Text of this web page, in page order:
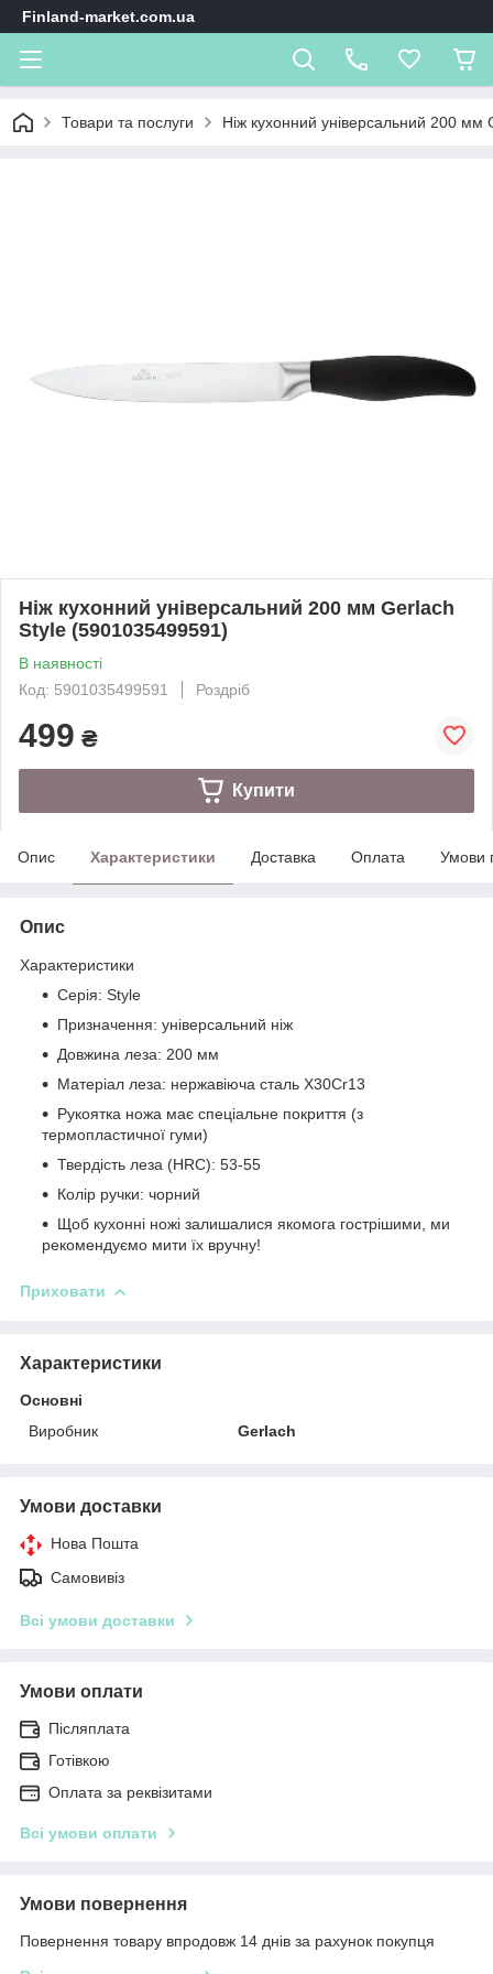
Finland-market.com.ua
Товари та послуги Ніж кухонний універсальний 200
Ніж кухонний універсальний 200 мм Gerlach
Style (5901035499591)
В наявності
Код: 5901035499591
Роздріб
499 ₴
Купити
Опис Характеристики Доставка Оплата Умови
Опис
Характеристики
Серія: Style
Призначення: універсальний ніж
Довжина леза: 200 мм
Матеріал леза: нержавіюча сталь X30Cr13
Рукоятка ножа має спеціальне покриття (з
термопластичної гуми)
Твердість леза (HRC): 53-55
Колір ручки: чорний
Щоб кухонні ножі залишалися якомога гострішими, ми
рекомендуємо мити їх вручну!
Приховати
Характеристики
Основні
Виробник
Gerlach
Умови доставки
Нова Пошта
Самовивіз
Всі умови доставки
Умови оплати
Післяплата
Готівкою
Оплата за реквізитами
Всі умови оплати
Умови повернення
Повернення товару впродовж 14 днів за рахунок покупця